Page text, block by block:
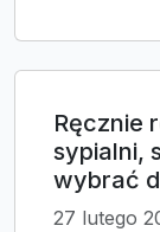
Ręcznie
sypialni,
wybrać
27 lutego